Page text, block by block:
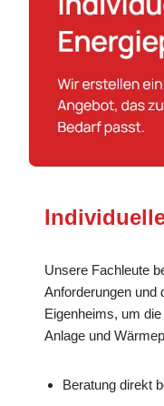
Unsere Fachleute
Anforderungen und
Eigenheims, um
Anlage und
Beratung direkt